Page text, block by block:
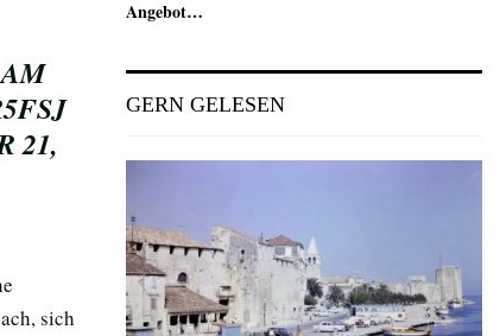
21,
sich
Angebot…
GERN GELESEN